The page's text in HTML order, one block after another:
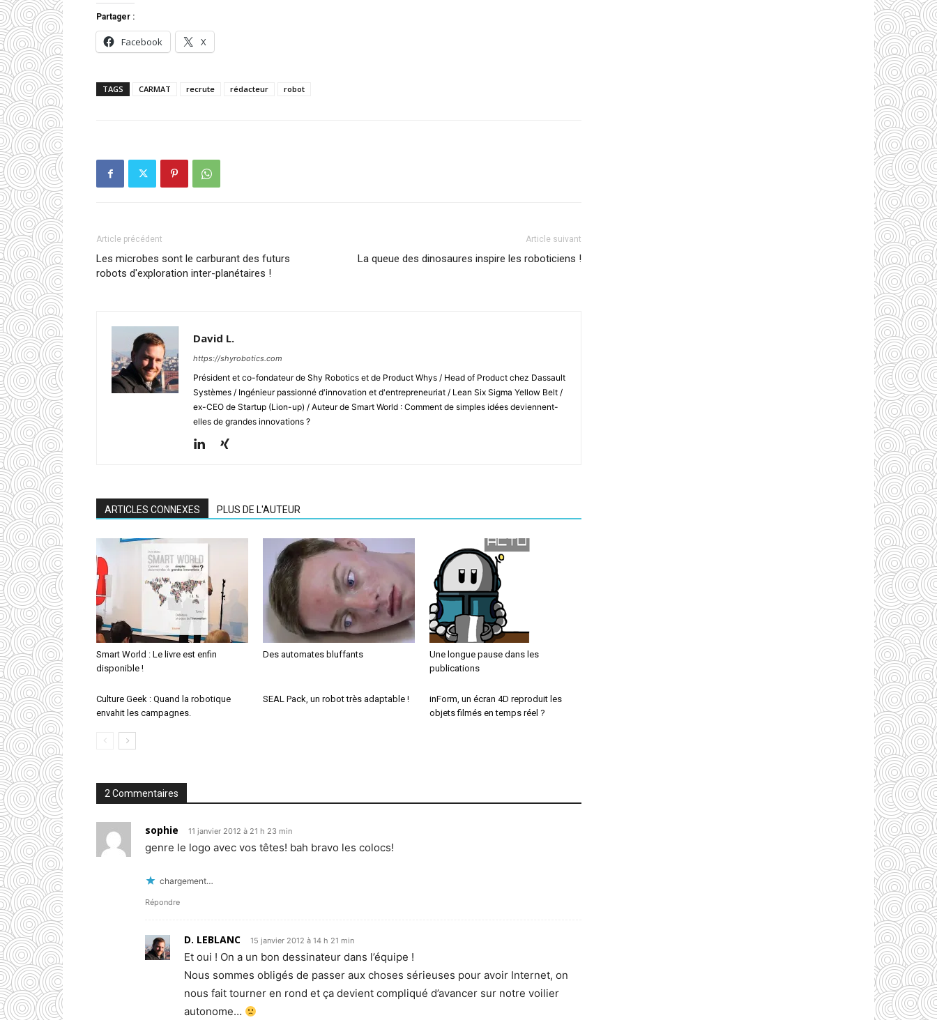
Partager :
Facebook X
TAGS CARMAT recrute rédacteur robot
Article précédent
Les microbes sont le carburant des futurs
robots d'exploration inter-planétaires !
Article suivant
La queue des dinosaures inspire les roboticiens !
David L.
https://shyrobotics.com
Président et co-fondateur de Shy Robotics et de Product Whys / Head of Product chez Dassault
Systèmes / Ingénieur passionné d'innovation et d'entrepreneuriat / Lean Six Sigma Yellow Belt /
ex-CEO de Startup (Lion-up) / Auteur de Smart World : Comment de simples idées deviennent-
elles de grandes innovations ?
ARTICLES CONNEXES PLUS DE L'AUTEUR
Smart World : Le livre est enfin
disponible !
Des automates bluffants
Une longue pause dans les
publications
Culture Geek : Quand la robotique
envahit les campagnes.
SEAL Pack, un robot très adaptable !
inForm, un écran 4D reproduit les
objets filmés en temps réel ?
2 Commentaires
sophie 11 janvier 2012 à 21 h 23 min
genre le logo avec vos têtes! bah bravo les colocs!
chargement…
Répondre
D. LEBLANC 15 janvier 2012 à 14 h 21 min
Et oui ! On a un bon dessinateur dans l’équipe !
Nous sommes obligés de passer aux choses sérieuses pour avoir Internet, on
nous fait tourner en rond et ça devient compliqué d’avancer sur notre voilier
autonome…